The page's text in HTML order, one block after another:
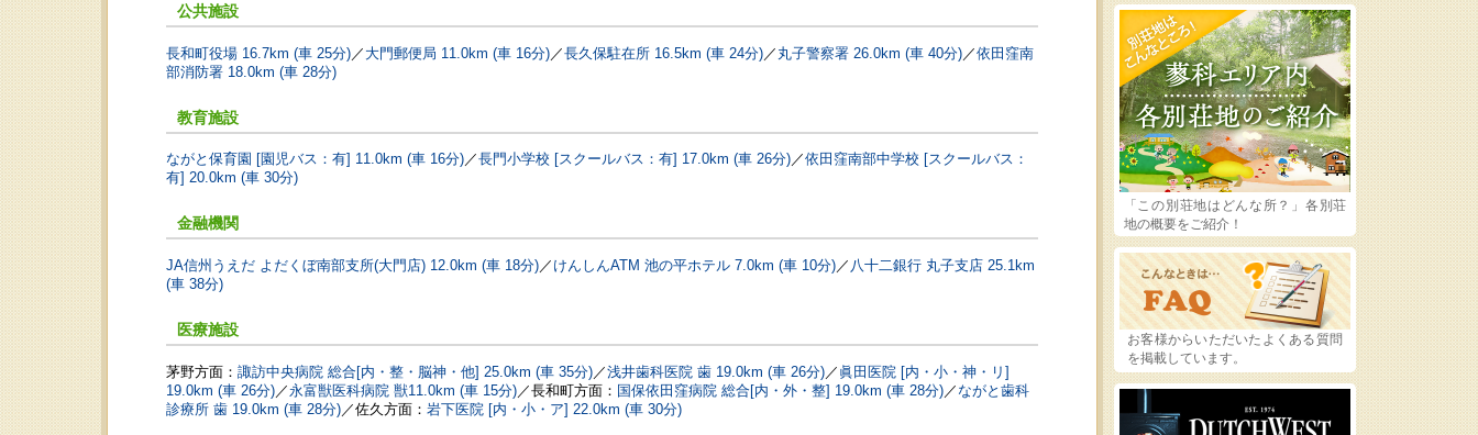
公共施設
長和町役場 16.7km (車 25分) ／ 大門郵便局 11.0km (車 16分) ／長久保駐在所 16.5km (車 24分) ／ 丸子警察署 26.0km (車 40分) ／依田窪南
部消防署 18.0km (車 28分)
教育施設
ながと保育園 [園児バス：有] 11.0km (車 16分)／長門小学校 [スクールバス：有] 17.0km (車 26分)／依田窪南部中学校 [スクールバス：
有] 20.0km (車 30分)
金融機関
JA信州うえだ よだくぼ南部支所(大門店) 12.0km (車 18分)／ けんしんATM 池の平ホテル 7.0km (車 10分)／ 八十二銀行 丸子支店 25.1km
(車 38分)
医療施設
茅野方面：諏訪中央病院 総合[内・整・脳神・他] 25.0km (車 35分) ／浅井歯科医院 歯 19.0km (車 26分) ／ 眞田医院 [内・小・神・リ]
19.0km (車 26分) ／永富獣医科病院 獣11.0km (車 15分) ／長和町方面： 国保依田窪病院 総合[内・外・整] 19.0km (車 28分) ／ながと歯科
診療所 歯 19.0km (車 28分) ／佐久方面：岩下医院 [内・小・ア] 22.0km (車 30分)
「この別荘地はどんな所？」各別荘
地の概要をご紹介！
お客様からいただいたよくある質問
を掲載しています。